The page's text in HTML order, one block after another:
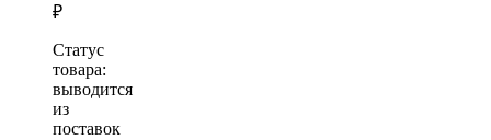
₽
Статус
товара:
выводится
из
поставок